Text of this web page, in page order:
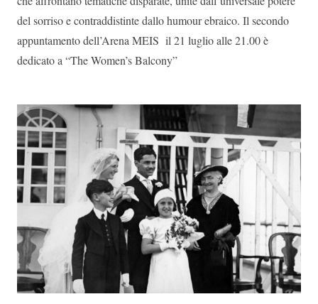
del sorriso e contraddistinte dallo humour ebraico. Il secondo
appuntamento dell’Arena MEIS il 21 luglio alle 21.00 è
dedicato a “The Women’s Balcony”